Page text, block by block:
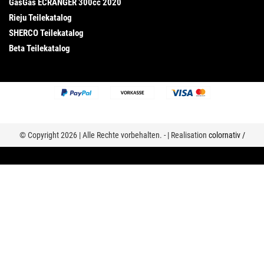
Rieju Teilekatalog
SHERCO Teilekatalog
Beta Teilekatalog
© Copyright 2026 | Alle Rechte vorbehalten. - | Realisation colornativ /